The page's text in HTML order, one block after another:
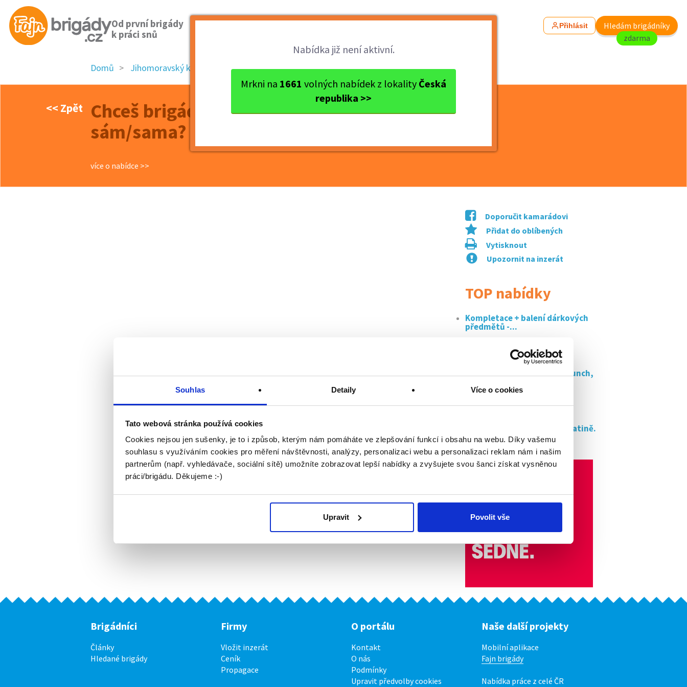
Souhlas Detaily Více o cookies
Tato webová stránka používá cookies
Cookies nejsou jen sušenky, je to i způsob, kterým nám pomáháte ve zlepšování funkcí i obsahu na webu. Díky vašemu
souhlasu s využíváním cookies pro měření návštěvnosti, analýzy, personalizaci webu a personalizaci reklam nám i našim
partnerům (např. vyhledávače, sociální sítě) umožníte zobrazovat lepší nabídky a zvyšujete svou šanci získat vysněnou
práci/brigádu. Děkujeme :-)
Upravit Povolit vše
Od první brigády
k práci snů
Přihlásit
Hledám brigádníky
zdarma
Nabídka již není aktivní.
Mrkni na 1661 volných nabídek z lokality Česká
republika >>
Domů Jihomoravský kraj okres Brno Brno Chceš brigádu, kde si směny...
<< Zpět
Chceš brigádu, kde si směny volíš
sám/sama? Pojď na letiště!
více o nabídce >>
Doporučit kamarádovi
Přidat do oblíbených
Vytisknout
Upozornit na inzerát
TOP nabídky
Kompletace + balení dárkových
předmětů -...
Obsluha kavárny, la vida brunch,
rohlenka
Pohodová kompletace ve slatině.
možnost...
Brigádníci
Články
Hledané brigády
Firmy
Vložit inzerát
Ceník
Propagace
O portálu
Kontakt
O nás
Podmínky
Upravit předvolby cookies
Naše další projekty
Mobilní aplikace
Fajn brigády
Nabídka práce z celé ČR